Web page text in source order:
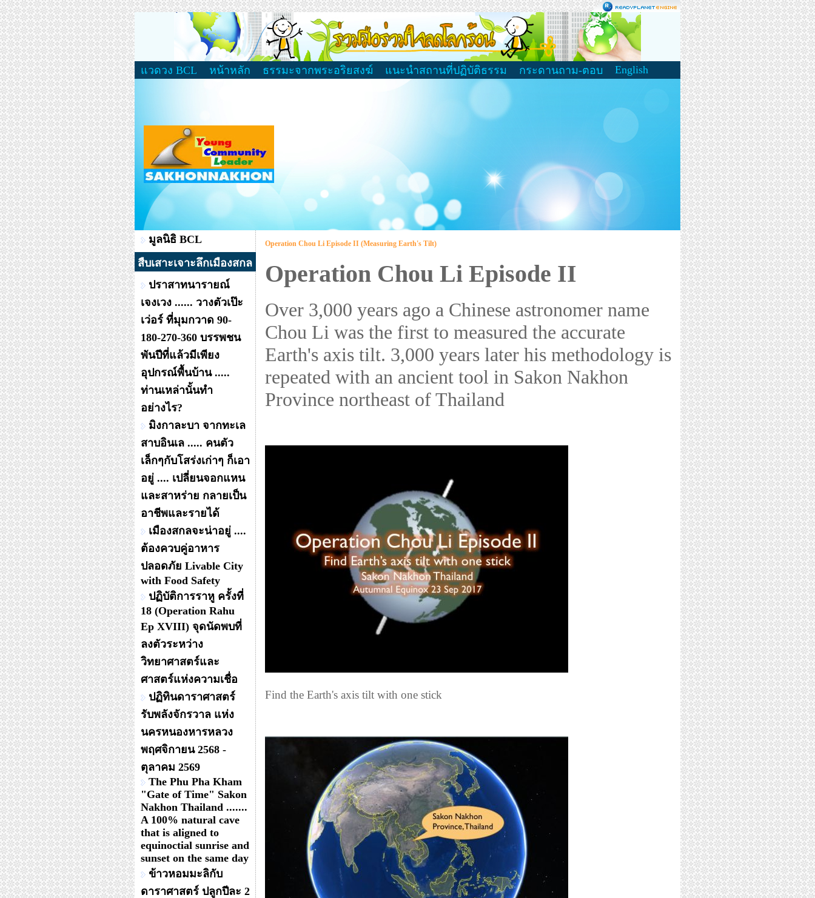
แวดวง BCL หน้าหลัก ธรรมะจากพระอริยสงฆ์ แนะนำสถานที่ปฏิบัติธรรม กระดานถาม-ตอบ English
มูลนิธิ BCL
สืบเสาะเจาะลึกเมืองสกล
ปราสาทนารายณ์
เจงเวง ...... วางตัวเป๊ะ
เว่อร์ ที่มุมกวาด 90-
180-270-360 บรรพชน
พันปีที่แล้วมีเพียง
อุปกรณ์พื้นบ้าน .....
ท่านเหล่านั้นทำ
อย่างไร?
มิงกาละบา จากทะเล
สาบอินเล ..... คนตัว
เล็กๆกับโสร่งเก่าๆ ก็เอา
อยู่ .... เปลี่ยนจอกแหน
และสาหร่าย กลายเป็น
อาชีพและรายได้
เมืองสกลจะน่าอยู่ ....
ต้องควบคู่อาหาร
ปลอดภัย Livable City
with Food Safety
ปฏิบัติการราหู ครั้งที่
18 (Operation Rahu
Ep XVIII) จุดนัดพบที่
ลงตัวระหว่าง
วิทยาศาสตร์และ
ศาสตร์แห่งความเชื่อ
ปฏิทินดาราศาสตร์
รับพลังจักรวาล แห่ง
นครหนองหารหลวง
พฤศจิกายน 2568 -
ตุลาคม 2569
The Phu Pha Kham
"Gate of Time" Sakon
Nakhon Thailand .......
A 100% natural cave
that is aligned to
equinoctial sunrise and
sunset on the same day
ข้าวหอมมะลิกับ
ดาราศาสตร์ ปลูกปีละ 2
Operation Chou Li Episode II (Measuring Earth's Tilt)
Operation Chou Li Episode II
Over 3,000 years ago a Chinese astronomer name
Chou Li was the first to measured the accurate
Earth's axis tilt. 3,000 years later his methodology is
repeated with an ancient tool in Sakon Nakhon
Province northeast of Thailand
Find the Earth's axis tilt with one stick